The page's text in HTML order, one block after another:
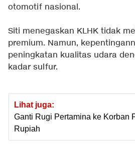
otomotif nasional.
Siti menegaskan KLHK tidak
premium. Namun,
peningkatan kualitas udara
kadar sulfur.
Lihat juga:
Ganti Rugi Pertamina ke Korban
Rupiah